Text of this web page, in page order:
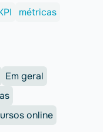
métricas
Em geral
online